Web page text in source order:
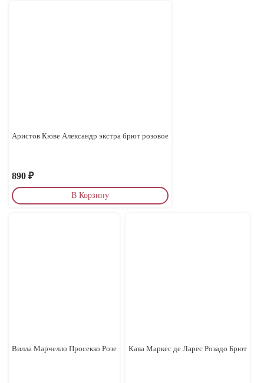
Аристов Кюве Александр экстра брют розовое
890 ₽
В Корзину
Вилла Марчелло Просекко Розе Кава Маркес де Ларес Розадо Брют